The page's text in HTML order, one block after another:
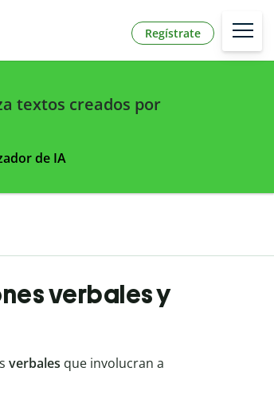
Regístrate
textos creados por
de IA
verbales y
verbales que involucran a